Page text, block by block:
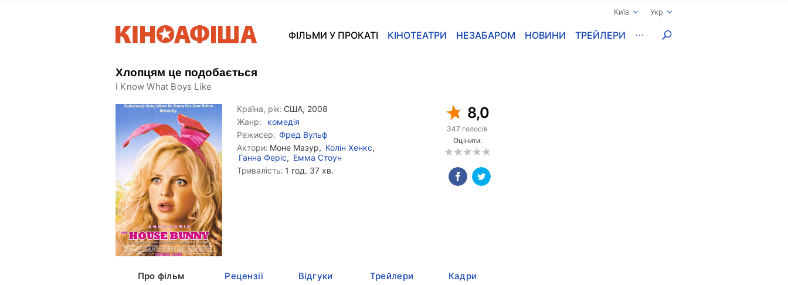
Київ Укр
ФІЛЬМИ У ПРОКАТІ КІНОТЕАТРИ НЕЗАБАРОМ НОВИНИ ТРЕЙЛЕРИ
Хлопцям це подобається
I Know What Boys Like
Країна, рік: США, 2008
Жанр:
комедія
Режисер: Фред Вульф
Актори: Моне Мазур, Колін Хенкс,
Ганна Феріс, Емма Стоун
Тривалість: 1 год. 37 хв.
8,0
347 голосів
Оцінити:
Про фільм Рецензії Відгуки Трейлери Кадри